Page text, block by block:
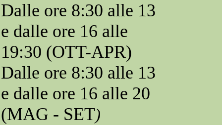
Dalle ore 8:30 alle 13
e dalle ore 16 alle
19:30 (OTT-APR)
Dalle ore 8:30 alle 13
e dalle ore 16 alle 20
(MAG - SET)